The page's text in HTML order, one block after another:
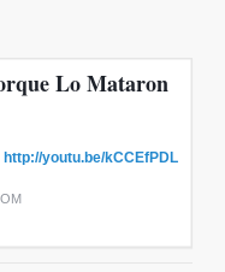
Lo Mataron
http://youtu.be/kCCEfPDLzxM